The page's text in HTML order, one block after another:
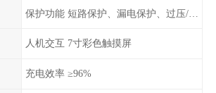
保护功能 短路保护、漏电保护、过压/欠压保护、过流保护、过温保护、蓄电池反接保护、过充保护
人机交互 7寸彩色触摸屏
充电效率 ≥96%